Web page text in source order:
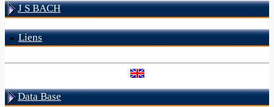
J S BACH
Liens
Data Base